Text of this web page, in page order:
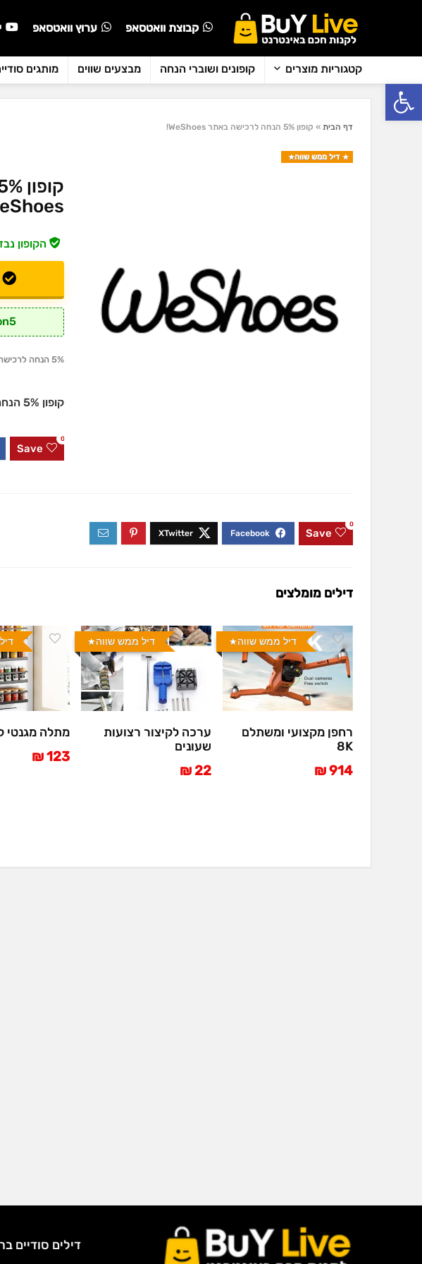
פתח סרגל נגישות
ערוץ וואטסאפ קבוצת וואטסאפ
קטגוריות מוצרים קופונים ושוברי הנחה מבצעים שווים מותגים
דף הבית » קופון 5% הנחה לרכישה באתר WeShoes!
דיל ממש שווה
הקופון
5% הנחה לרכישה ממגוון המוצרים באתר | כפל מבצעים עד 40% הנחה.
קופון 5% הנחה לרכישה באתר WeShoes!
Save
0
Save
0
דילים מומלצים
דיל ממש שווה
רחפן מקצועי ומשתלם
8K
914 ₪
דיל ממש שווה
ערכה לקיצור רצועות
שעונים
22 ₪
מתלה מגנטי
123 ₪
דילים סודיים